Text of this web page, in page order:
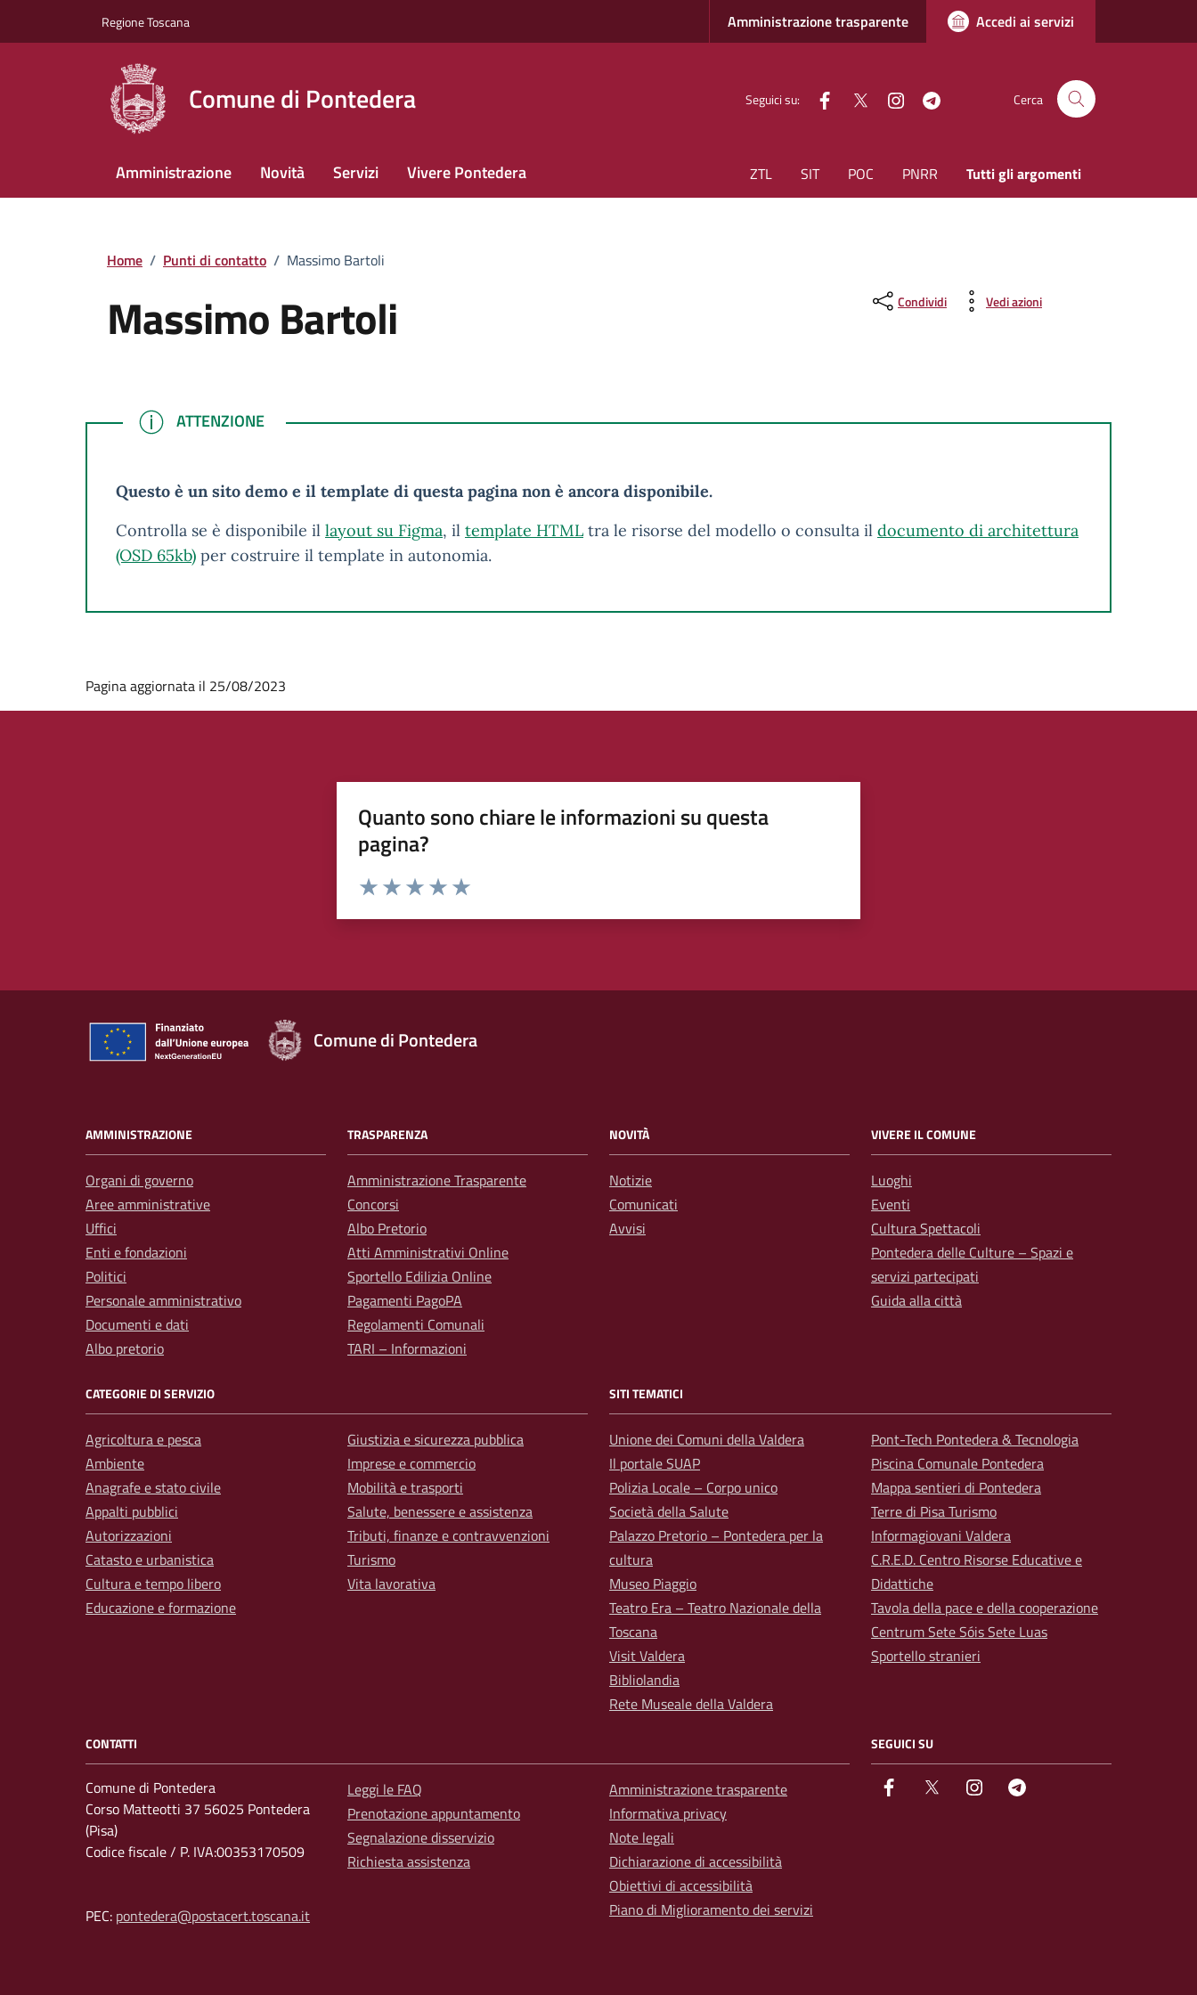
Regione Toscana Amministrazione trasparente Accedi ai servizi
Comune di Pontedera Seguici su: facebook
Twitter instagram Cerca
Amministrazione Novità Servizi Vivere Pontedera ZTL SIT POC PNRR Tutti gli argomenti
Home / Punti di contatto / Massimo Bartoli
Massimo Bartoli Condividi Vedi azioni
ATTENZIONE
ATTENZIONE
Questo è un sito demo e il template di questa pagina non è ancora disponibile.
Controlla se è disponibile il layout su Figma, il template HTML tra le risorse del modello o consulta il documento di architettura
(OSD 65kb) per costruire il template in autonomia.
Pagina aggiornata il 25/08/2023
Quanto sono chiare le informazioni su questa
pagina?
Rating:
Comune di Pontedera
AMMINISTRAZIONE
Organi di governo
Aree amministrative
Uffici
Enti e fondazioni
Politici
Personale amministrativo
Documenti e dati
Albo pretorio
TRASPARENZA
Amministrazione Trasparente
Concorsi
Albo Pretorio
Atti Amministrativi Online
Sportello Edilizia Online
Pagamenti PagoPA
Regolamenti Comunali
TARI – Informazioni
NOVITÀ
Notizie
Comunicati
Avvisi
VIVERE IL COMUNE
Luoghi
Eventi
Cultura Spettacoli
Pontedera delle Culture – Spazi e
servizi partecipati
Guida alla città
CATEGORIE DI SERVIZIO
Agricoltura e pesca
Ambiente
Anagrafe e stato civile
Appalti pubblici
Autorizzazioni
Catasto e urbanistica
Cultura e tempo libero
Educazione e formazione
Giustizia e sicurezza pubblica
Imprese e commercio
Mobilità e trasporti
Salute, benessere e assistenza
Tributi, finanze e contravvenzioni
Turismo
Vita lavorativa
SITI TEMATICI
Unione dei Comuni della Valdera
Il portale SUAP
Polizia Locale – Corpo unico
Società della Salute
Palazzo Pretorio – Pontedera per la
cultura
Museo Piaggio
Teatro Era – Teatro Nazionale della
Toscana
Visit Valdera
Bibliolandia
Rete Museale della Valdera
Pont-Tech Pontedera & Tecnologia
Piscina Comunale Pontedera
Mappa sentieri di Pontedera
Terre di Pisa Turismo
Informagiovani Valdera
C.R.E.D. Centro Risorse Educative e
Didattiche
Tavola della pace e della cooperazione
Centrum Sete Sóis Sete Luas
Sportello stranieri
CONTATTI
Comune di Pontedera
Corso Matteotti 37 56025 Pontedera
(Pisa)
Codice fiscale / P. IVA:00353170509
PEC: pontedera@postacert.toscana.it
Leggi le FAQ
Prenotazione appuntamento
Segnalazione disservizio
Richiesta assistenza
Amministrazione trasparente
Informativa privacy
Note legali
Dichiarazione di accessibilità
Obiettivi di accessibilità
Piano di Miglioramento dei servizi
SEGUICI SU
facebook Twitter instagram